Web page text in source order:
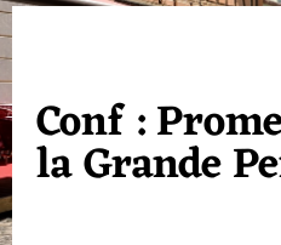
Conf :
la Grande